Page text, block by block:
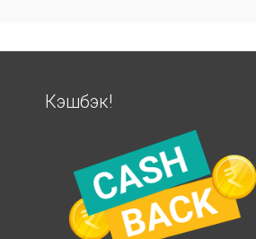
Кэшбэк!